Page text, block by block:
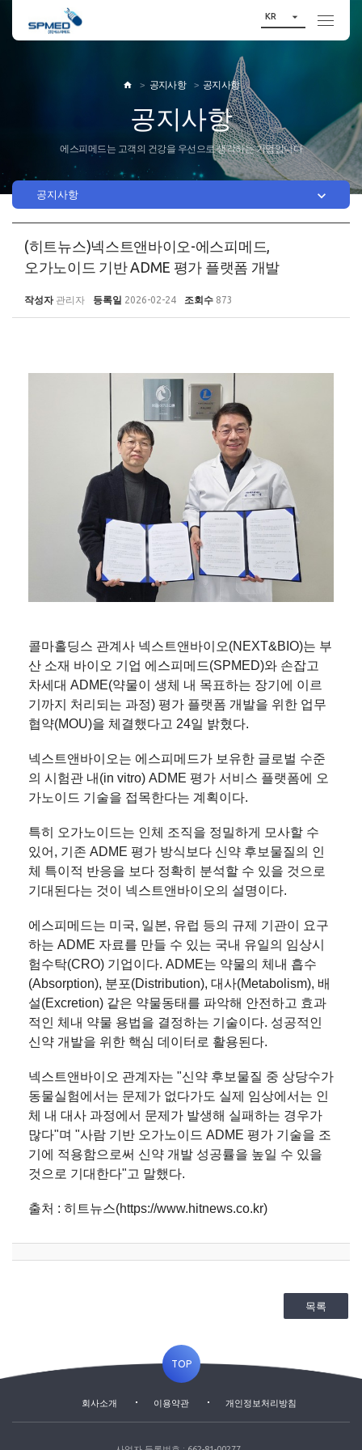
KR 
 공지사항 공지사항
공지사항
에스피메드는 고객의 건강을 우선으로 생각하는 기업입니다
공지사항 
(히트뉴스)넥스트앤바이오-에스피메드,
오가노이드 기반 ADME 평가 플랫폼 개발
작성자 관리자 등록일 2026-02-24 조회수 873
콜마홀딩스 관계사 넥스트앤바이오(NEXT&BIO)는 부
산 소재 바이오 기업 에스피메드(SPMED)와 손잡고
차세대 ADME(약물이 생체 내 목표하는 장기에 이르
기까지 처리되는 과정) 평가 플랫폼 개발을 위한 업무
협약(MOU)을 체결했다고 24일 밝혔다.
넥스트앤바이오는 에스피메드가 보유한 글로벌 수준
의 시험관 내(in vitro) ADME 평가 서비스 플랫폼에 오
가노이드 기술을 접목한다는 계획이다.
특히 오가노이드는 인체 조직을 정밀하게 모사할 수
있어, 기존 ADME 평가 방식보다 신약 후보물질의 인
체 특이적 반응을 보다 정확히 분석할 수 있을 것으로
기대된다는 것이 넥스트앤바이오의 설명이다.
에스피메드는 미국, 일본, 유럽 등의 규제 기관이 요구
하는 ADME 자료를 만들 수 있는 국내 유일의 임상시
험수탁(CRO) 기업이다. ADME는 약물의 체내 흡수
(Absorption), 분포(Distribution), 대사(Metabolism), 배
설(Excretion) 같은 약물동태를 파악해 안전하고 효과
적인 체내 약물 용법을 결정하는 기술이다. 성공적인
신약 개발을 위한 핵심 데이터로 활용된다.
넥스트앤바이오 관계자는 "신약 후보물질 중 상당수가
동물실험에서는 문제가 없다가도 실제 임상에서는 인
체 내 대사 과정에서 문제가 발생해 실패하는 경우가
많다"며 "사람 기반 오가노이드 ADME 평가 기술을 조
기에 적용함으로써 신약 개발 성공률을 높일 수 있을
것으로 기대한다"고 말했다.
출처 : 히트뉴스(https://www.hitnews.co.kr)
목록
TOP
회사소개 이용약관 개인정보처리방침